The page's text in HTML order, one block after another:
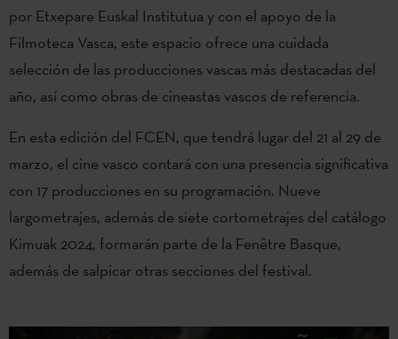
por Etxepare Euskal Institutua y con el apoyo de la
Filmoteca Vasca, este espacio ofrece una cuidada
selección de las producciones vascas más destacadas del
año, así como obras de cineastas vascos de referencia.
En esta edición del FCEN, que tendrá lugar del 21 al 29 de
marzo, el cine vasco contará con una presencia significativa
con 17 producciones en su programación. Nueve
largometrajes, además de siete cortometrajes del catálogo
Kimuak 2024, formarán parte de la Fenêtre Basque,
además de salpicar otras secciones del festival.